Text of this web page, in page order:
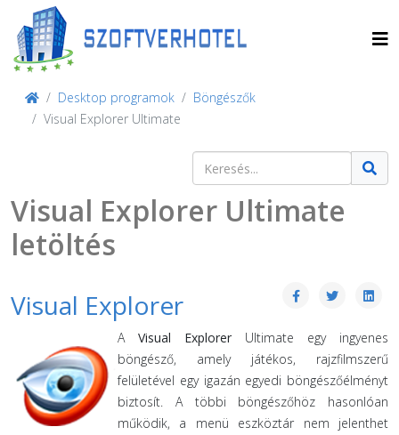
Desktop programok
Böngészők
Visual Explorer Ultimate
Keresés
Visual Explorer Ultimate
letöltés
Visual Explorer
A Visual Explorer Ultimate egy ingyenes
böngésző, amely játékos, rajzfilmszerű
felületével egy igazán egyedi böngészőélményt
biztosít. A többi böngészőhöz hasonlóan
működik, a menü eszköztár nem jelenthet